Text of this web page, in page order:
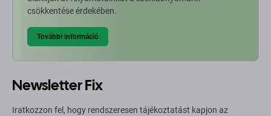
csökkentése érdekében.
További információ
Newsletter Fix
Iratkozzon fel, hogy rendszeresen tájékoztatást kapjon az